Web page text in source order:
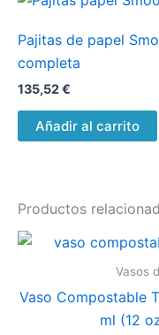
Pajitas de papel
completa
135,52€
Añadir al carrito
Productos
Vasos
Vaso Compostable
ml (12